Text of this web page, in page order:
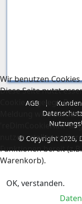
AGB
Datenschutz
© Copyright 2026,
Wir benutzen Cookies
Diese Seite nutzt
Cookie angelegt.
Meldung wird
'reDimCookieHint'
nutzen, stellen
Funktionen bereit
Warenkorb).
OK, verstanden.